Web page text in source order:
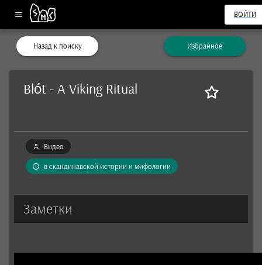
ВОЙТИ
Назад к поиску Избранное
Blót - A Viking Ritual
Видео
в скандинавской истории и мифологии
Заметки